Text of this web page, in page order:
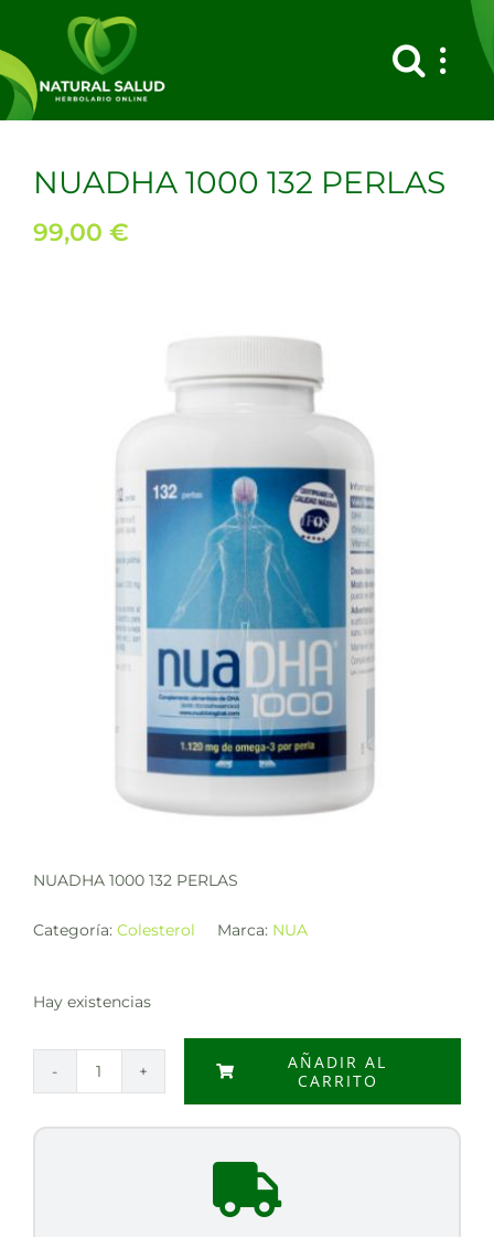
contenido
NUADHA 1000 132 PERLAS
99,00 €
NUADHA 1000 132 PERLAS
Categoría: Colesterol Marca: NUA
Hay existencias
NUADHA
AÑADIR AL
CARRITO